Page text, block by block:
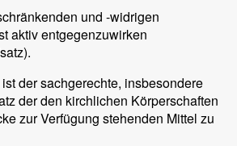
und -widrigen
aktiv entgegenzuwirken
der sachgerechte, insbesondere
der den kirchlichen Körperschaften
zur Verfügung stehenden Mittel zu